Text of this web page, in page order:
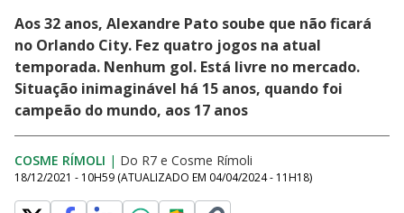
Aos 32 anos, Alexandre Pato soube que não ficará
no Orlando City. Fez quatro jogos na atual
temporada. Nenhum gol. Está livre no mercado.
Situação inimaginável há 15 anos, quando foi
campeão do mundo, aos 17 anos
COSME RÍMOLI | Do R7 e Cosme Rímoli
18/12/2021 - 10H59 (ATUALIZADO EM 04/04/2024 - 11H18)